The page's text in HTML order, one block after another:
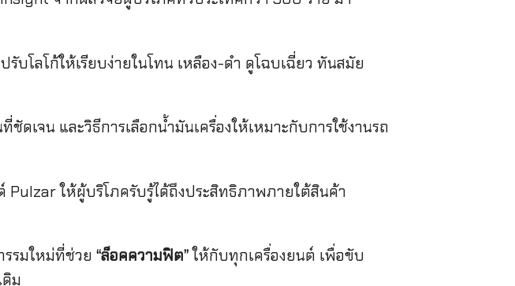
โลโก้ให้เรียบง่ายในโทน เหลือง-ดำ ดูโฉบเฉี่ยว ทันสมัย
ดเจน และวิธีการเลือกน้ำมันเครื่องให้เหมาะกับการใช้งานรถ
ให้ผู้บริโภครับรู้ได้ถึงประสิทธิภาพภายใต้สินค้า
รมใหม่ที่ช่วย “ล็อคความฟิต”ให้กับทุกเครื่องยนต์ เพื่อขับ
ม